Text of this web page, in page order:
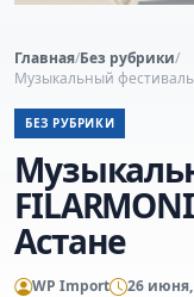
Главная/Без рубрики/
Музыкальный фестиваль
БЕЗ РУБРИКИ
Астане
WP Import 26 июня,